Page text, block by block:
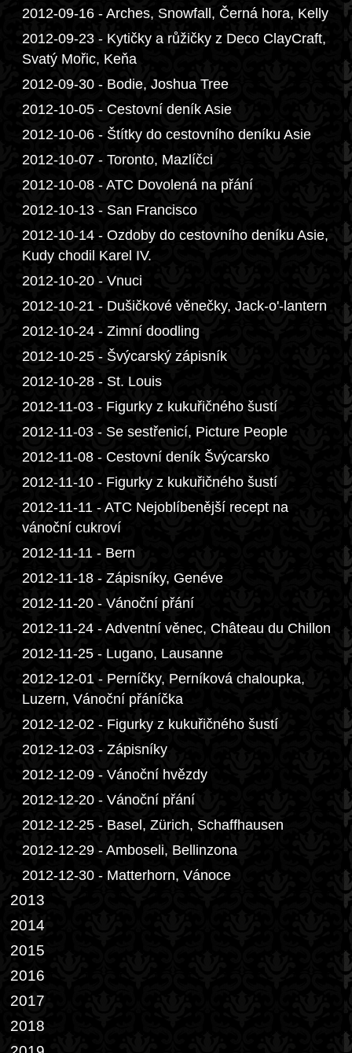
2012-09-16 - Arches, Snowfall, Černá hora, Kelly
2012-09-23 - Kytičky a růžičky z Deco ClayCraft,
Svatý Mořic, Keňa
2012-09-30 - Bodie, Joshua Tree
2012-10-05 - Cestovní deník Asie
2012-10-06 - Štítky do cestovního deníku Asie
2012-10-07 - Toronto, Mazlíčci
2012-10-08 - ATC Dovolená na přání
2012-10-13 - San Francisco
2012-10-14 - Ozdoby do cestovního deníku Asie,
Kudy chodil Karel IV.
2012-10-20 - Vnuci
2012-10-21 - Dušičkové věnečky, Jack-o'-lantern
2012-10-24 - Zimní doodling
2012-10-25 - Švýcarský zápisník
2012-10-28 - St. Louis
2012-11-03 - Figurky z kukuřičného šustí
2012-11-03 - Se sestřenicí, Picture People
2012-11-08 - Cestovní deník Švýcarsko
2012-11-10 - Figurky z kukuřičného šustí
2012-11-11 - ATC Nejoblíbenější recept na
vánoční cukroví
2012-11-11 - Bern
2012-11-18 - Zápisníky, Genéve
2012-11-20 - Vánoční přání
2012-11-24 - Adventní věnec, Château du Chillon
2012-11-25 - Lugano, Lausanne
2012-12-01 - Perníčky, Perníková chaloupka,
Luzern, Vánoční přáníčka
2012-12-02 - Figurky z kukuřičného šustí
2012-12-03 - Zápisníky
2012-12-09 - Vánoční hvězdy
2012-12-20 - Vánoční přání
2012-12-25 - Basel, Zürich, Schaffhausen
2012-12-29 - Amboseli, Bellinzona
2012-12-30 - Matterhorn, Vánoce
2013
2014
2015
2016
2017
2018